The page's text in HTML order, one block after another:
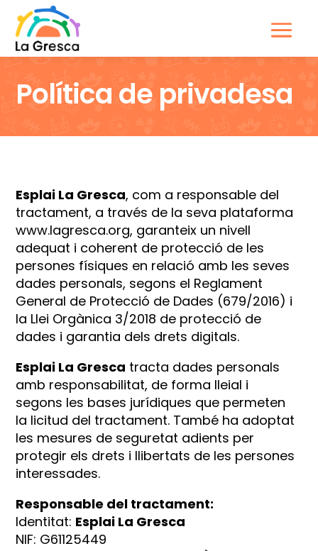
Política de privadesa
Esplai La Gresca, com a responsable del
tractament, a través de la seva plataforma
www.lagresca.org, garanteix un nivell
adequat i coherent de protecció de les
persones físiques en relació amb les seves
dades personals, segons el Reglament
General de Protecció de Dades (679/2016) i
la Llei Orgànica 3/2018 de protecció de
dades i garantia dels drets digitals.
Esplai La Gresca tracta dades personals
amb responsabilitat, de forma lleial i
segons les bases jurídiques que permeten
la licitud del tractament. També ha adoptat
les mesures de seguretat adients per
protegir els drets i llibertats de les persones
interessades.
Responsable del tractament:
Identitat: Esplai La Gresca
NIF: G61125449